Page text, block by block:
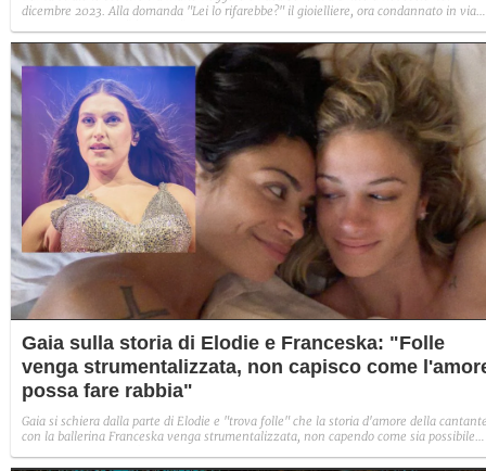
dicembre 2023. Alla domanda "Lei lo rifarebbe?" il gioielliere, ora condannato in via
Gaia sulla storia di Elodie e Franceska: "Folle
venga strumentalizzata, non capisco come
possa fare rabbia"
Gaia si schiera dalla parte di Elodie e "trova folle" che la storia d'amore della
con la ballerina Franceska venga strumentalizzata, non capendo come sia possibile